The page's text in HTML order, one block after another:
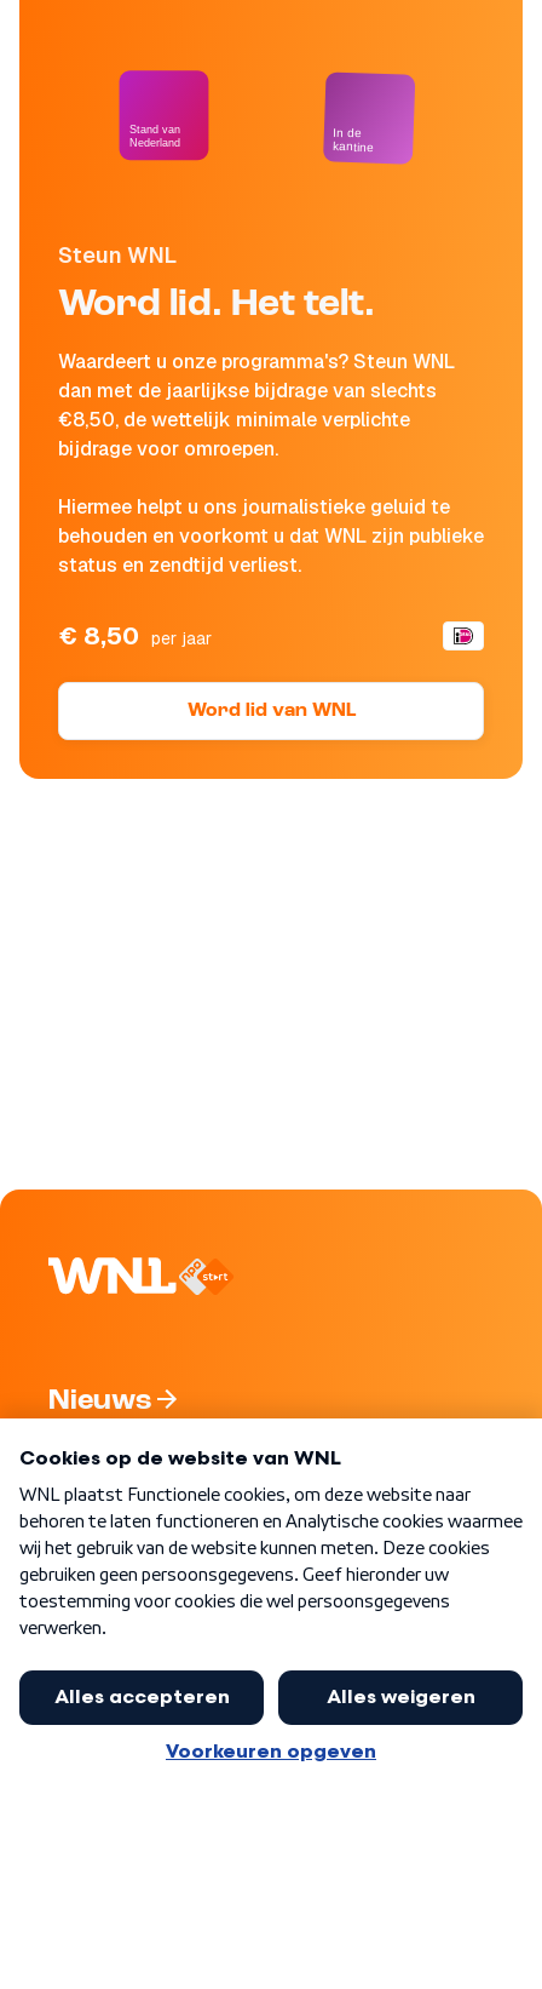
Steun WNL
Word lid. Het telt.
Waardeert u onze programma's? Steun WNL
dan met de jaarlijkse bijdrage van slechts
€8,50, de wettelijk minimale verplichte
bijdrage voor omroepen.
Hiermee helpt u ons journalistieke geluid te
behouden en voorkomt u dat WNL zijn publieke
status en zendtijd verliest.
€ 8,50 per jaar
Word lid van WNL
Stand van
Nederland
In de
kantine
Nieuws
Nieuwsbrief
Word Lid